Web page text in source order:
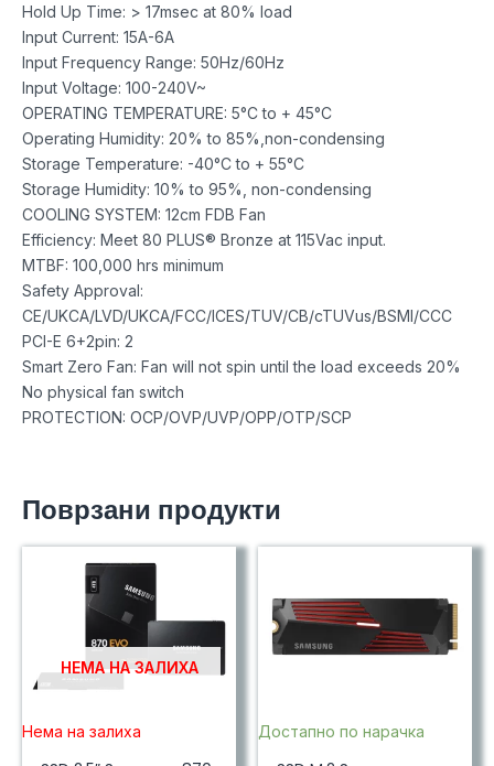
Hold Up Time: > 17msec at 80% load
Input Current: 15A-6A
Input Frequency Range: 50Hz/60Hz
Input Voltage: 100-240V~
OPERATING TEMPERATURE: 5°C to + 45°C
Operating Humidity: 20% to 85%,non-condensing
Storage Temperature: -40°C to + 55°C
Storage Humidity: 10% to 95%, non-condensing
COOLING SYSTEM: 12cm FDB Fan
Efficiency: Meet 80 PLUS® Bronze at 115Vac input.
MTBF: 100,000 hrs minimum
Safety Approval:
CE/UKCA/LVD/UKCA/FCC/ICES/TUV/CB/cTUVus/BSMI/CCC
PCI-E 6+2pin: 2
Smart Zero Fan: Fan will not spin until the load exceeds 20%
No physical fan switch
PROTECTION: OCP/OVP/UVP/OPP/OTP/SCP
Поврзани продукти
НЕМА НА ЗАЛИХА
Нема на залиха Достапно по нарачка